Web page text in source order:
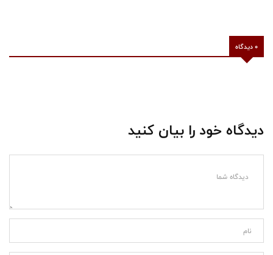
0 دیدگاه
دیدگاه خود را بیان کنید